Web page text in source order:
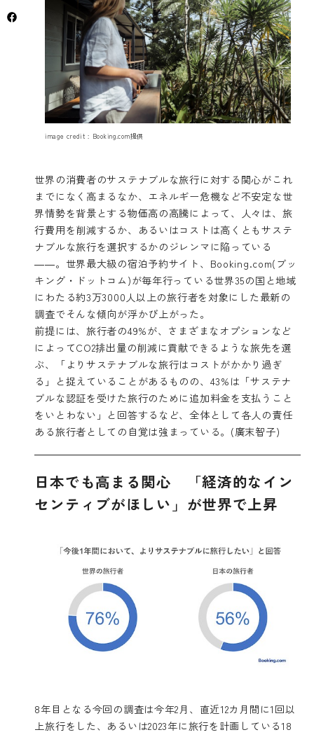
image credit : Booking.com提供
世界の消費者のサステナブルな旅行に対する関心がこれ
までになく高まるなか、エネルギー危機など不安定な世
界情勢を背景とする物価高の高騰によって、人々は、旅
行費用を削減するか、あるいはコストは高くともサステ
ナブルな旅行を選択するかのジレンマに陥っている
――。世界最大級の宿泊予約サイト、Booking.com(ブッ
キング・ドットコム)が毎年行っている世界35の国と地域
にわたる約3万3000人以上の旅行者を対象にした最新の
調査でそんな傾向が浮かび上がった。
前提には、旅行者の49%が、さまざまなオプションなど
によってCO2排出量の削減に貢献できるような旅先を選
ぶ、「よりサステナブルな旅行はコストがかかり過ぎ
る」と捉えていることがあるものの、43%は「サステナ
ブルな認証を受けた旅行のために追加料金を支払うこと
をいとわない」と回答するなど、全体として各人の責任
ある旅行者としての自覚は強まっている。(廣末智子)
日本でも高まる関心 「経済的なイン
センティブがほしい」が世界で上昇
8年目となる今回の調査は今年2月、直近12カ月間に1回以
上旅行をした、あるいは2023年に旅行を計画している18